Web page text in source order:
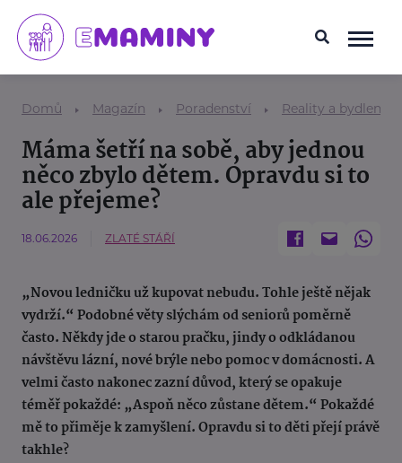
Domů Magazín Poradenství Reality a bydlení
Máma šetří na sobě, aby jednou
něco zbylo dětem. Opravdu si to
ale přejeme?
18.06.2026 ZLATÉ STÁŘÍ
„Novou ledničku už kupovat nebudu. Tohle ještě nějak
vydrží.“ Podobné věty slýchám od seniorů poměrně
často. Někdy jde o starou pračku, jindy o odkládanou
návštěvu lázní, nové brýle nebo pomoc v domácnosti. A
velmi často nakonec zazní důvod, který se opakuje
téměř pokaždé: „Aspoň něco zůstane dětem.“ Pokaždé
mě to přiměje k zamyšlení. Opravdu si to děti přejí právě
takhle?